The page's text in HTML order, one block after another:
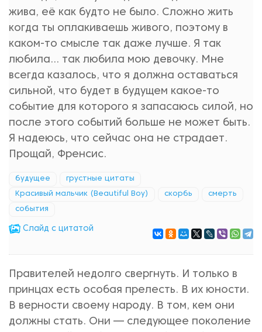
жива, её как будто не было. Сложно жить
когда ты оплакиваешь живого, поэтому в
каком-то смысле так даже лучше. Я так
любила... так любила мою девочку. Мне
всегда казалось, что я должна оставаться
сильной, что будет в будущем какое-то
событие для которого я запасаюсь силой, но
после этого событий больше не может быть.
Я надеюсь, что сейчас она не страдает.
Прощай, Френсис.
будущее грустные цитаты
Красивый мальчик (Beautiful Boy) скорбь смерть
события
Cлайд с цитатой
Правителей недолго свергнуть. И только в
принцах есть особая прелесть. В их юности.
В верности своему народу. В том, кем они
должны стать. Они — следующее поколение